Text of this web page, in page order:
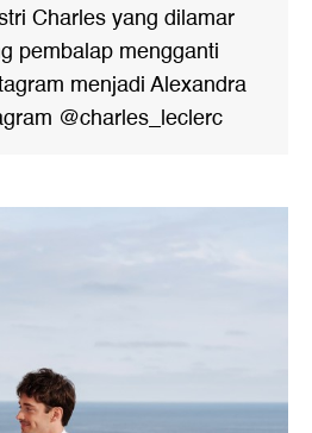
Charles yang dilamar
pembalap mengganti
menjadi Alexandra
@charles_leclerc